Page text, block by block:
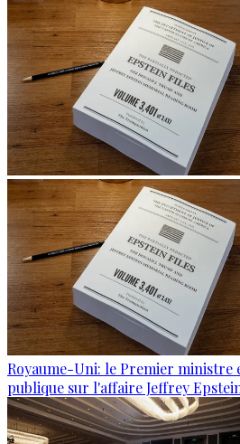
Royaume-Uni: le Premier ministre
publique sur l'affaire Jeffrey